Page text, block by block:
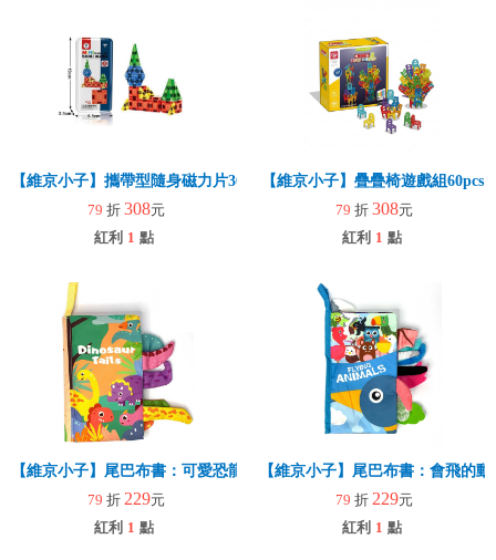
【維京小子】攜帶型隨身磁力片30pcs
79 折 308元
紅利 1 點
【維京小子】疊疊椅遊戲組60pcs
79 折 308元
紅利 1 點
【維京小子】尾巴布書：可愛恐龍
79 折 229元
紅利 1 點
【維京小子】尾巴布書：會飛的動
79 折 229元
紅利 1 點